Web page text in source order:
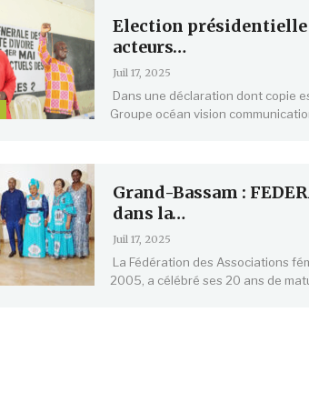
Election présidentielle
acteurs…
Juil 17, 2025
Dans une déclaration dont copie
Groupe océan vision
Grand-Bassam :
dans la…
Juil 17, 2025
La Fédération des Associations
2005, a célébré ses 20 ans de